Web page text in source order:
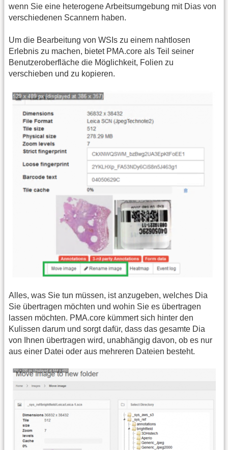
wenn Sie eine heterogene Arbeitsumgebung mit Dias von
verschiedenen Scannern haben.
Um die Bearbeitung von WSIs zu einem nahtlosen
Erlebnis zu machen, bietet PMA.core als Teil seiner
Benutzeroberfläche die Möglichkeit, Folien zu
verschieben und zu kopieren.
Alles, was Sie tun müssen, ist anzugeben, welches Dia
Sie übertragen möchten und wohin Sie es übertragen
lassen möchten. PMA.core kümmert sich hinter den
Kulissen darum und sorgt dafür, dass das gesamte Dia
von Ihnen übertragen wird, unabhängig davon, ob es nur
aus einer Datei oder aus mehreren Dateien besteht.